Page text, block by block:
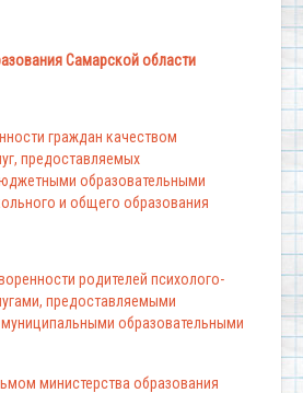
Самарской области
граждан качеством
предоставляемых
образовательными
и общего образования
родителей психолого-
предоставляемыми
образовательными
министерства образования